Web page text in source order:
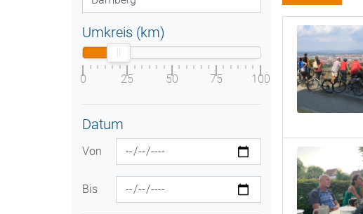
Umkreis (km)
0 25 50 75 100
Datum
Von
Bis